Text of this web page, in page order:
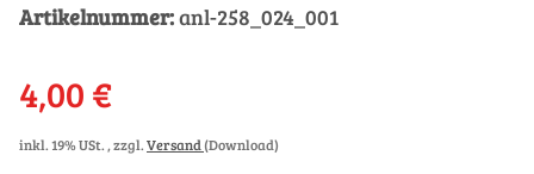
Artikelnummer:anl-258_024_001
4,00 €
inkl. 19% USt. , zzgl.Versand (Download)